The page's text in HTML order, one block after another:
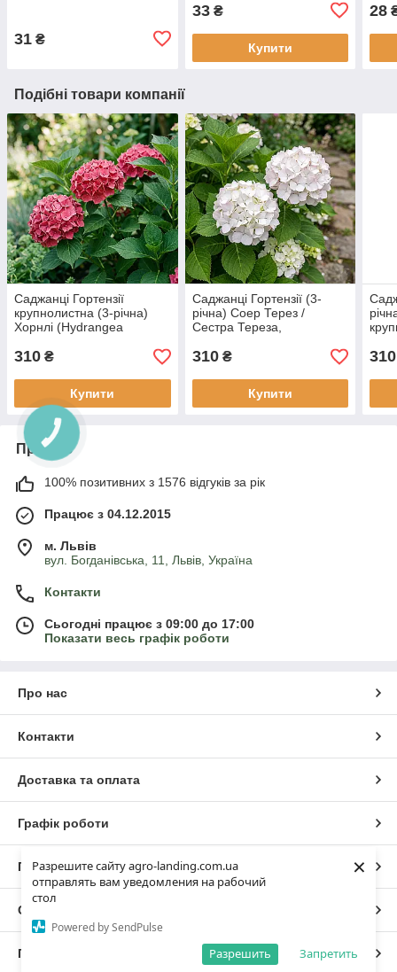
Разрешите сайту agro-landing.com.ua
отправлять вам уведомления на рабочий
стол
Powered by SendPulse
Запретить
Разрешить
×
31 ₴
33₴
Купити
28
Подібні товари компанії
Саджанці Гортензії
крупнолистна (3-річна)
Хорнлі (Hydrangea
310 ₴
Купити
Саджанці Гортензії (3-
річна) Соер Терез /
Сестра Тереза,
macrophylla Soeur
310₴
Купити
310
Про нас
100% позитивних з 1576 відгуків за рік
Працює з 04.12.2015
м. Львів
вул. Богданівська, 11, Львів, Україна
Контакти
Сьогодні працює з 09:00 до 17:00
Показати весь графік роботи
Про нас
Контакти
Доставка та оплата
Графік роботи
Повна версія сайту
Сайт створено на маркетплейсі
Політика конфіденційності